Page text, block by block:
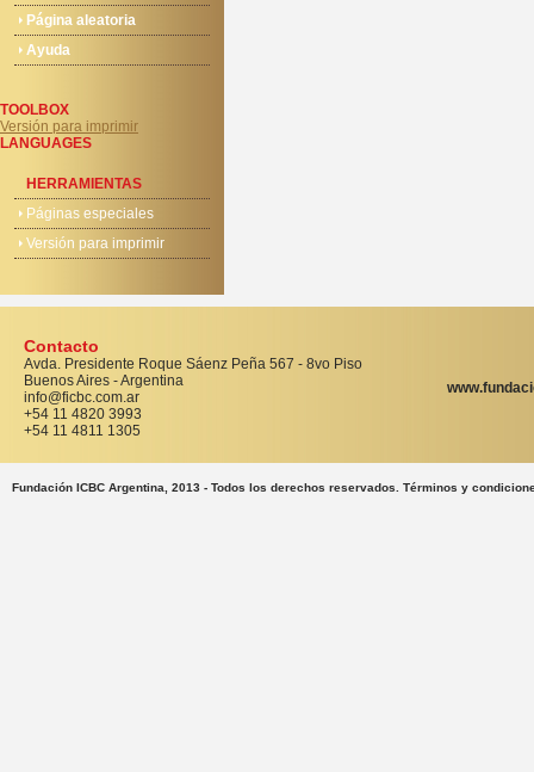
Página aleatoria
Ayuda
TOOLBOX
Versión para imprimir
LANGUAGES
HERRAMIENTAS
Páginas especiales
Versión para imprimir
Contacto
Avda. Presidente Roque Sáenz Peña 567 - 8vo Piso
Buenos Aires - Argentina
info@ficbc.com.ar
+54 11 4820 3993
+54 11 4811 1305
Fundación ICBC Argentina, 2013 - Todos los derechos reservados. Términos y